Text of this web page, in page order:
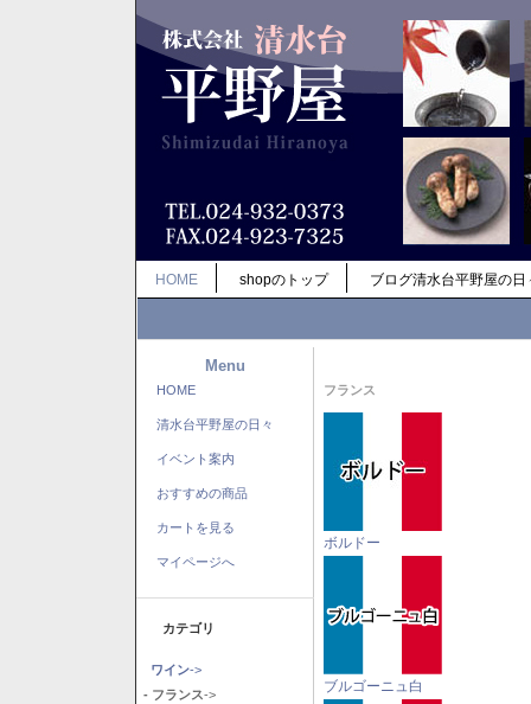
HOME shopのトップ ブログ清水台平野屋の日
Menu
HOME
清水台平野屋の日々
イベント案内
おすすめの商品
カートを見る
マイページへ
カテゴリ
ワイン->
- フランス->
フランス
ボルドー
ブルゴーニュ白